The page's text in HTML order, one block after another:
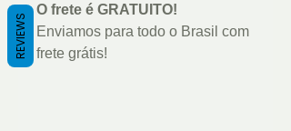
O frete é GRATUITO!
Enviamos para todo o Brasil com
frete grátis!
REVIEWS